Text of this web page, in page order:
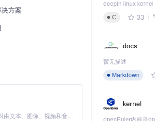
方案
MiniMax H3 是一个通用的全模态生成系统。它支持对由文本、图像、视频和音频组成的多模态上下文进行统一理解，并能生成分辨率高达 2K、时长可达 15 秒的带原生立体声音频的视频。得益于面向任务泛化的系统设计，H3 在预训练阶段就已具备广泛的多模态上下文理解与生成能力，能够出色地执行复杂的多模态指令。
deepin linux kernel
C
33
docs
暂无描述
Markdown
kernel